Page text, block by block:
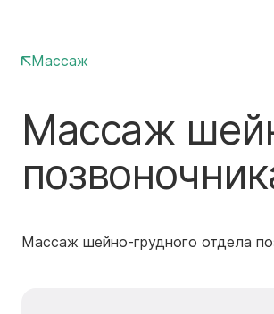
Массаж
Массаж
Массаж шейно-грудного отдела